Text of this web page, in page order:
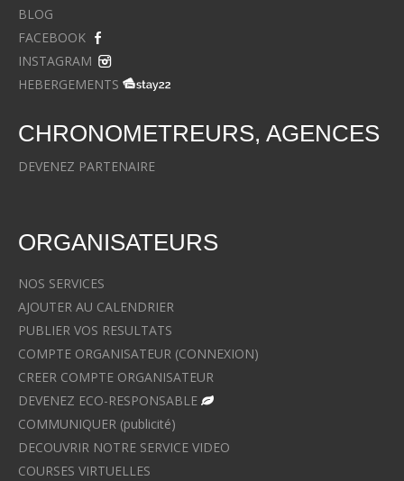
BLOG
FACEBOOK
INSTAGRAM
HEBERGEMENTS
CHRONOMETREURS, AGENCES
DEVENEZ PARTENAIRE
ORGANISATEURS
NOS SERVICES
AJOUTER AU CALENDRIER
PUBLIER VOS RESULTATS
COMPTE ORGANISATEUR (CONNEXION)
CREER COMPTE ORGANISATEUR
DEVENEZ ECO-RESPONSABLE
COMMUNIQUER (publicité)
DECOUVRIR NOTRE SERVICE VIDEO
COURSES VIRTUELLES